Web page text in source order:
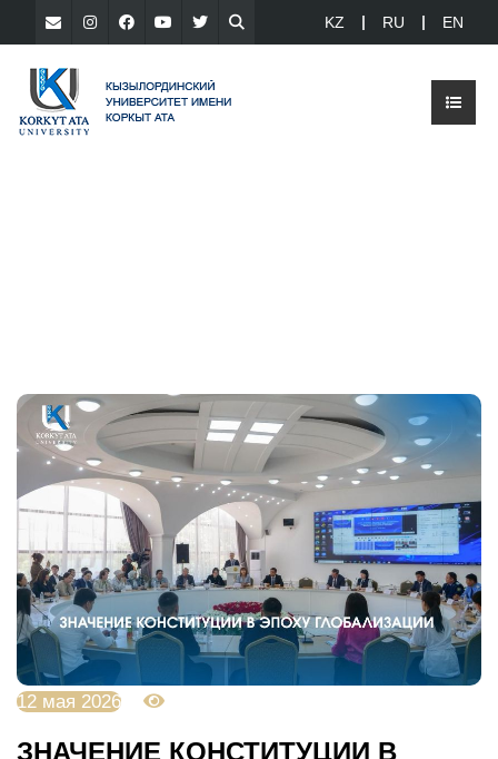
KZ RU EN
12 мая 2026
ЗНАЧЕНИЕ КОНСТИТУЦИИ В